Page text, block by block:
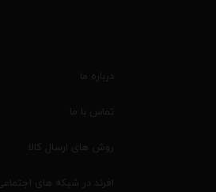
درباره ما
تماس با ما
روش های ارسال کالا
افرند در شبکه های اجتماعی